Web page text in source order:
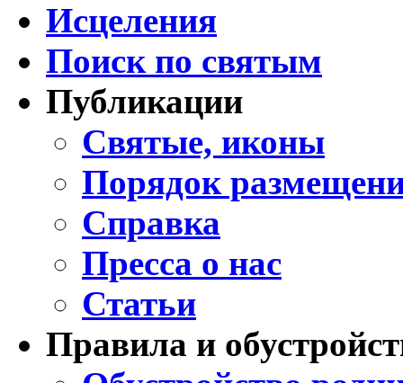
Исцеления
Поиск по святым
Публикации
Святые, иконы
Порядок
Справка
Пресса о нас
Статьи
Правила и